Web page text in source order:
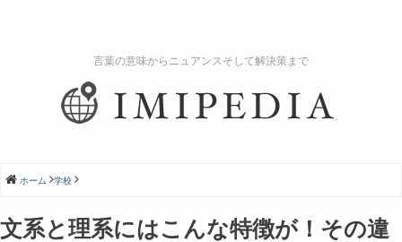
言葉の意味からニュアンスそして解決策まで
ホーム 学校
文系と理系にはこんな特徴が！その違